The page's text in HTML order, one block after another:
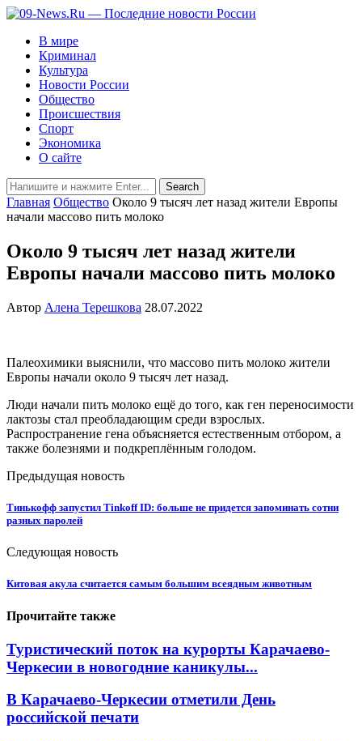
В мире
Криминал
Культура
Новости России
Общество
Происшествия
Спорт
Экономика
О сайте
Главная Общество Около 9 тысяч лет назад жители Европы
начали массово пить молоко
Около 9 тысяч лет назад жители
Европы начали массово пить молоко
Автор Алена Терешкова 28.07.2022
Палеохимики выяснили, что массово пить молоко жители
Европы начали около 9 тысяч лет назад.
Люди начали пить молоко ещё до того, как ген переносимости
лактозы стал преобладающим среди взрослых.
Распространение гена объясняется естественным отбором, а
также болезнями и подкреплённым голодом.
Предыдущая новость
Тинькофф запустил Tinkoff ID: больше не придется запоминать сотни
разных паролей
Следующая новость
Китовая акула считается самым большим всеядным животным
Прочитайте также
Туристический поток на курорты Карачаево-
Черкесии в новогодние каникулы...
В Карачаево-Черкесии отметили День
российской печати